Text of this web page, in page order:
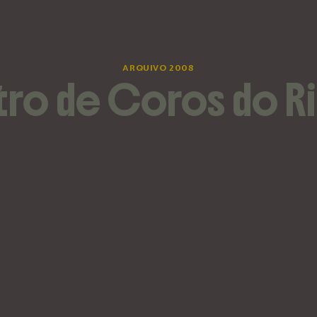
ARQUIVO 2008
de Coros do